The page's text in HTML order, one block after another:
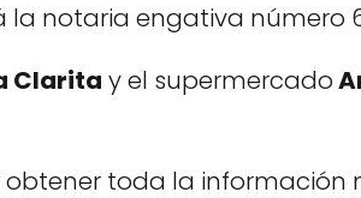
la notaria engativa número
Clarita y el supermercado
toda la información